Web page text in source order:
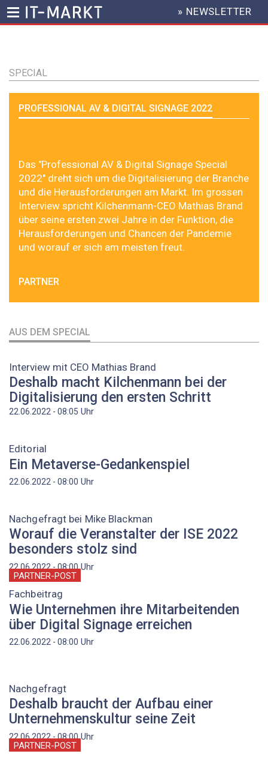
Inhalt
HEADER
MENU
» NEWSLETTER
SPECIAL
PROFESSIONAL AV & DIGITAL SIGNAGE 2022
Das "Professional AV & Digital Signage Special
2022" dreht sich um die Digitalisierung der Branche
und die Herausforderungen am Markt. Im grossen
Interview spricht Kilchenmann-CEO Mathias Brand
über seine ersten zwei Jahre in der Funktion, die
Herausforderungen und Chancen der Pandemie
und worauf er sich am meisten freut.
PARTNER
AUS DEM SPECIAL
Interview mit CEO Mathias Brand
Deshalb macht Kilchenmann bei der
Digitalisierung den ersten Schritt
22.06.2022 - 08:05 Uhr
Editorial
Ein Metaverse-Gedankenspiel
22.06.2022 - 08:00 Uhr
Nachgefragt bei Mike Blackman
Worauf die Veranstalter der ISE 2022
besonders stolz sind
22.06.2022 - 08:00Uhr
PARTNER-POST
Fachbeitrag
Wie Unternehmen ihre Mitarbeitenden
über Digital Signage erreichen
22.06.2022 - 08:00 Uhr
Nachgefragt
Deshalb braucht der Aufbau einer
Unternehmenskultur seine Zeit
22.06.2022 - 08:00Uhr
PARTNER-POST